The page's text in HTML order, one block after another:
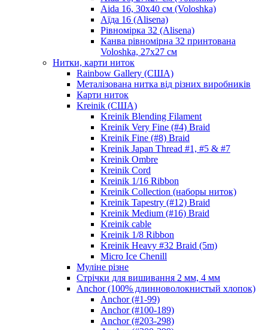
Aida 16, 30х40 см (Voloshka)
Аїда 16 (Alisena)
Рівномірка 32 (Alisena)
Канва рівномірна 32 принтована
Voloshka, 27х27 см
Нитки, карти ниток
Rainbow Gallery (США)
Металізована нитка від різних виробників
Карти ниток
Kreinik (США)
Kreinik Blending Filament
Kreinik Very Fine (#4) Braid
Kreinik Fine (#8) Braid
Kreinik Japan Thread #1, #5 & #7
Kreinik Ombre
Kreinik Cord
Kreinik 1/16 Ribbon
Kreinik Collection (наборы ниток)
Kreinik Tapestry (#12) Braid
Kreinik Medium (#16) Braid
Kreinik cable
Kreinik 1/8 Ribbon
Kreinik Heavy #32 Braid (5m)
Micro Ice Chenill
Муліне різне
Стрічки для вишивання 2 мм, 4 мм
Anchor (100% длинноволокнистый хлопок)
Anchor (#1-99)
Anchor (#100-189)
Anchor (#203-298)